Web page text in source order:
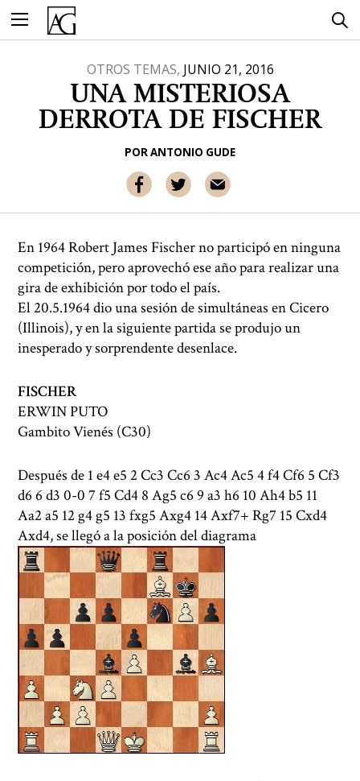
contenido
OTROS TEMAS, JUNIO 21, 2016
UNA MISTERIOSA
DERROTA DE FISCHER
PORANTONIO GUDE
En 1964 Robert James Fischer no participó en ninguna
competición, pero aprovechó ese año para realizar una
gira de exhibición por todo el país.
El 20.5.1964 dio una sesión de simultáneas en Cicero
(Illinois), y en la siguiente partida se produjo un
inesperado y sorprendente desenlace.
FISCHER
ERWIN PUTO
Gambito Vienés (C30)
Después de 1 e4 e5 2 Cc3 Cc6 3 Ac4 Ac5 4 f4 Cf6 5 Cf3
d6 6 d3 0-0 7 f5 Cd4 8 Ag5 c6 9 a3 h6 10 Ah4 b5 11
Aa2 a5 12 g4 g5 13 fxg5 Axg4 14 Axf7+ Rg7 15 Cxd4
Axd4, se llegó a la posición del diagrama